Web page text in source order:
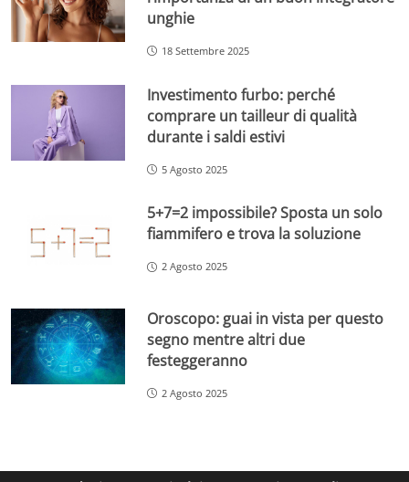
unghie
18 Settembre 2025
Investimento furbo: perché
comprare un tailleur di qualità
durante i saldi estivi
5 Agosto 2025
5+7=2 impossibile? Sposta un solo
fiammifero e trova la soluzione
2 Agosto 2025
Oroscopo: guai in vista per questo
segno mentre altri due
festeggeranno
2 Agosto 2025